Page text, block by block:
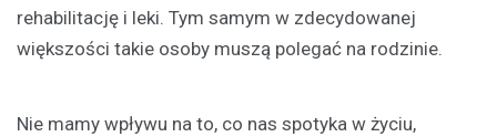
rehabilitację i leki. Tym samym w zdecydowanej
większości takie osoby muszą polegać na rodzinie.
Nie mamy wpływu na to, co nas spotyka w życiu,